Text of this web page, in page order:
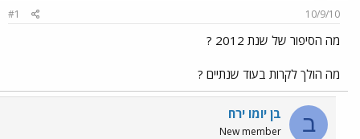
ו
ש
א
ר
10/9/10
#1
מה הסיפור של שנת 2012 ?
מה הולך לקרות בעוד שנתיים ?
ב בן יומו ירח
New member